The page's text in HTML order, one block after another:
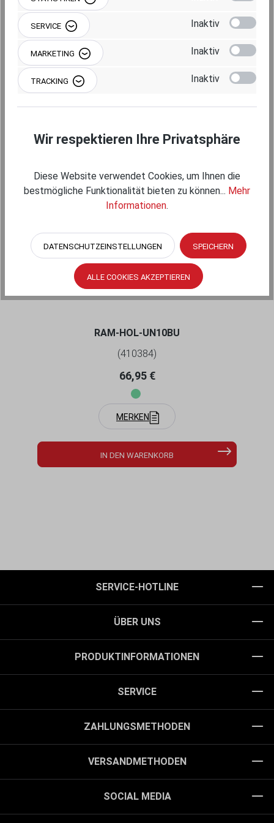
Beschreibung
Produktgalerie überspringen
Einzelkomponenten
RAM MOUNTS X-GRIP HALTEKLAMMER FÜR
SMARTPHONES - BIS 114,3 MM BREITE -
MIT B-KUGEL (1 ZOLL)
RAM-HOL-UN10BU
(410384)
Regulärer Preis:
66,95 €
MERKEN
IN DEN WARENKORB
SERVICE-HOTLINE
ÜBER UNS
PRODUKTINFORMATIONEN
SERVICE
ZAHLUNGSMETHODEN
VERSANDMETHODEN
SOCIAL MEDIA
SERVICE Inaktiv
MARKETING Inaktiv
TRACKING Inaktiv
Wir respektieren Ihre Privatsphäre
Diese Website verwendet Cookies, um Ihnen die
bestmögliche Funktionalität bieten zu können... Mehr
Informationen.
DATENSCHUTZEINSTELLUNGEN SPEICHERN
ALLE COOKIES AKZEPTIEREN